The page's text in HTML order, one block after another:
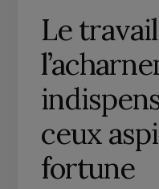
Le
ceux
fortune